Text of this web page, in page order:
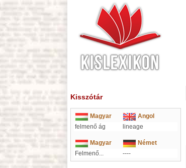
Kisszótár
Magyar
Angol
felmenő ág
lineage
Magyar
Német
Felmenő...
----